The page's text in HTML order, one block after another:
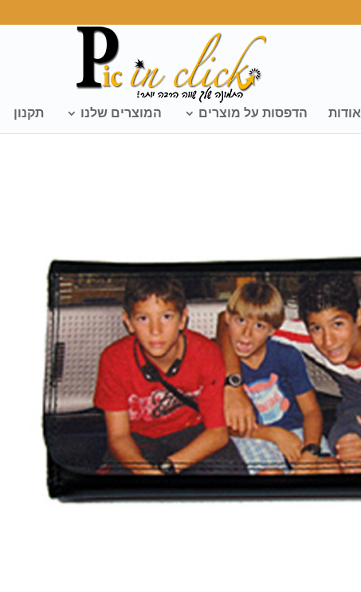
אודות הדפסות על מוצרים המוצרים שלנו תקנון